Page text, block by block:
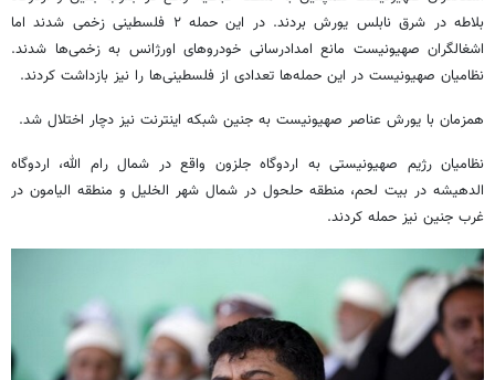
بلاطه در شرق نابلس یورش بردند. در این حمله ۲ فلسطینی زخمی شدند اما
اشغالگران صهیونیست مانع امدادرسانی خودروهای اورژانس به زخمی‌ها شدند.
نظامیان صهیونیست در این حمله‌ها تعدادی از فلسطینی‌ها را نیز بازداشت کردند.
همزمان با یورش عناصر صهیونیست به جنین شبکه اینترنت نیز دچار اختلال شد.
نظامیان رژیم صهیونیستی به اردوگاه جلزون واقع در شمال رام الله، اردوگاه
الدهیشه در بیت لحم، منطقه حلحول در شمال شهر الخلیل و منطقه الیامون در
غرب جنین نیز حمله کردند.